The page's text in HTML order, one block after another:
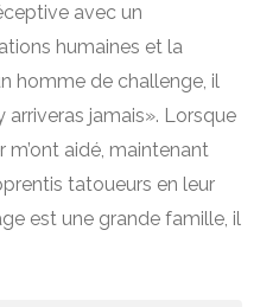
avec un
humaines et la
homme de challenge, il
arriveras jamais». Lorsque
aidé, maintenant
tatoueurs en leur
est une grande famille, il